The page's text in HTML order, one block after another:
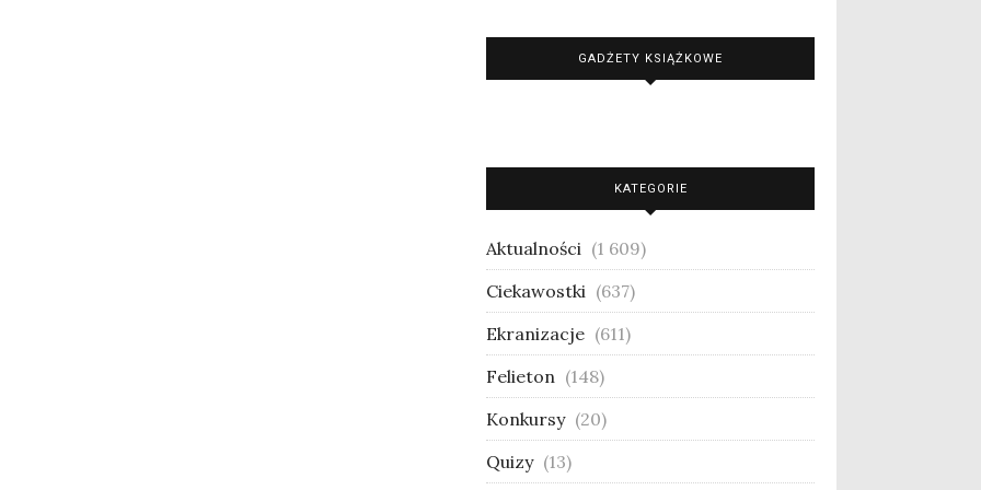
GADŻETY KSIĄŻKOWE
KATEGORIE
Aktualności (1 609)
Ciekawostki (637)
Ekranizacje (611)
Felieton (148)
Konkursy (20)
Quizy (13)